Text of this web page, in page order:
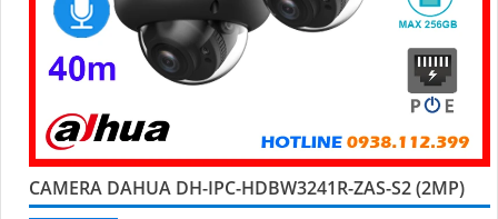
CAMERA DAHUA DH-IPC-HDBW3241R-ZAS-S2 (2MP)